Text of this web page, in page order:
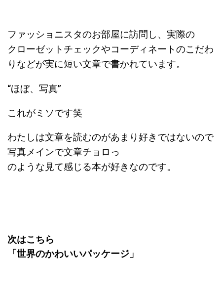
ファッショニスタのお部屋に訪問し、実際の
クローゼットチェックやコーディネートのこだわ
りなどが実に短い文章で書かれています。
“ほぼ、写真”
これがミソです笑
わたしは文章を読むのがあまり好きではないので
写真メインで文章チョロっ
のような見て感じる本が好きなのです。
次はこちら
「世界のかわいいパッケージ」